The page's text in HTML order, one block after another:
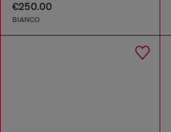
€250.00
BIANCO